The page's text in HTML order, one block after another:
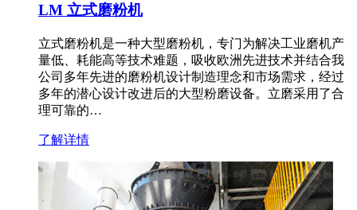
LM 立式磨粉机
立式磨粉机是一种大型磨粉机，专门为解决工业磨机产
量低、耗能高等技术难题，吸收欧洲先进技术并结合我
公司多年先进的磨粉机设计制造理念和市场需求，经过
多年的潜心设计改进后的大型粉磨设备。立磨采用了合
理可靠的…
了解详情